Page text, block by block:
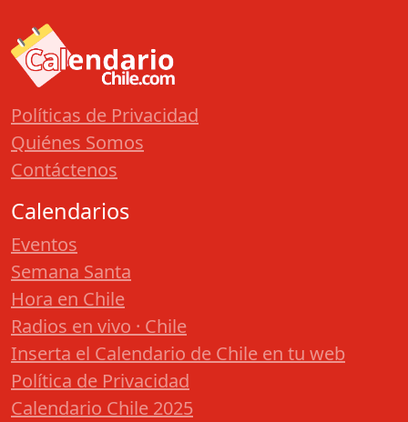
Políticas de Privacidad
Quiénes Somos
Contáctenos
Calendarios
Eventos
Semana Santa
Hora en Chile
Radios en vivo · Chile
Inserta el Calendario de Chile en tu web
Política de Privacidad
Calendario Chile 2025